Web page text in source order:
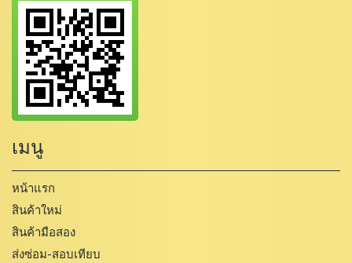
เมนู
หน้าแรก
สินค้าใหม่
สินค้ามือสอง
ส่งซ่อม-สอบเทียบ